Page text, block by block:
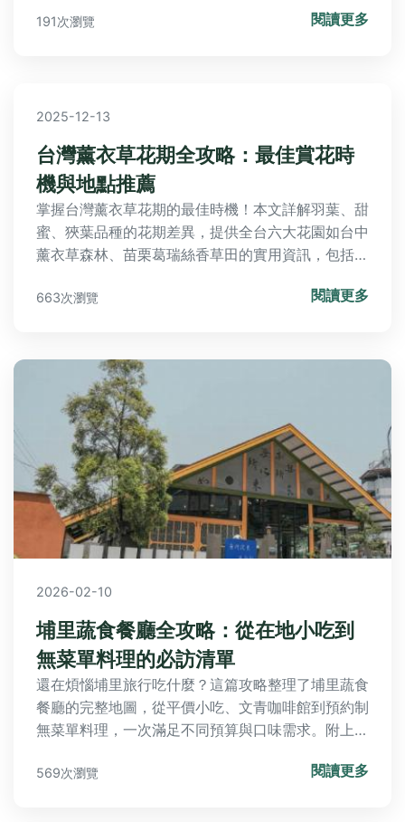
191次瀏覽 閱讀更多
2025-12-13
台灣薰衣草花期全攻略：最佳賞花時
機與地點推薦
掌握台灣薰衣草花期的最佳時機！本文詳解羽葉、甜
蜜、狹葉品種的花期差異，提供全台六大花園如台中
薰衣草森林、苗栗葛瑞絲香草田的實用資訊，包括開
見QA解答與必備物品清單，助你避開人潮，規劃完
663次瀏覽 閱讀更多
2026-02-10
埔里蔬食餐廳全攻略：從在地小吃到
無菜單料理的必訪清單
還在煩惱埔里旅行吃什麼？這篇攻略整理了埔里蔬食
餐廳的完整地圖，從平價小吃、文青咖啡館到預約制
無菜單料理，一次滿足不同預算與口味需求。附上地
旅。
569次瀏覽 閱讀更多